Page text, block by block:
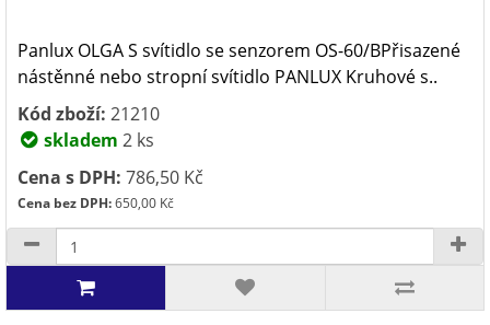
Panlux OLGA S svítidlo se senzorem OS-60/BPřisazené
nástěnné nebo stropní svítidlo PANLUX Kruhové s..
Kód zboží: 21210
skladem 2 ks
Cena s DPH: 786,50 Kč
Cena bez DPH:650,00 Kč